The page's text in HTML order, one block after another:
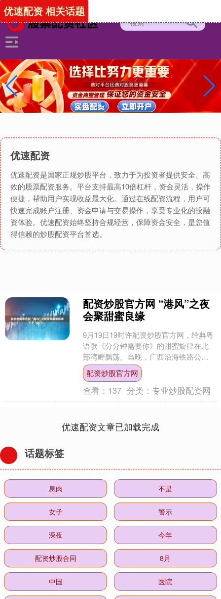
优速配资
优速配资是国家正规炒股平台，致力于为投资者提供安全、高
效的股票配资服务。平台支持最高10倍杠杆，资金灵活，操作
便捷，帮助用户实现收益最大化。通过在线配资流程，用户可
快速完成账户注册、资金申请与交易操作，享受专业化的投融
资体验。优速配资始终坚持合规经营，保障资金安全，是您值
得信赖的炒股配资平台首选。
优速配资 相关话题
配资炒股官方网 “港风”之夜
会聚甜蜜良缘
9月19日19时许配资炒股官方网，经典粤
语歌《分分钟需要你》的甜蜜旋律在北
部湾畔飘荡。当晚，广西沿海铁路公司
在钦州港站区举办以港风为主题的“会聚
良缘 宁为你来”....
配资炒股官方网
查看： 137 分类：专业炒股配资网
优速配资文章已加载完成
话题标签
息肉 不是
女子 警示
深夜 今年
配资炒股合同 8月
中国 医院